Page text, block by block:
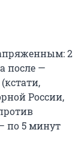
2
после —
(кстати,
России,
по 5 минут